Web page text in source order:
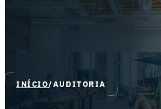
INÍCIO/AUDITORIA